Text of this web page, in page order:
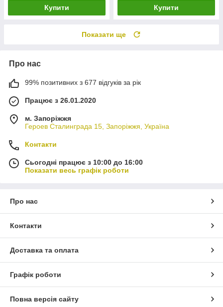
Купити Купити
Показати ще
Про нас
99% позитивних з 677 відгуків за рік
Працює з 26.01.2020
м. Запоріжжя
Героев Сталинграда 15, Запоріжжя, Україна
Контакти
Сьогодні працює з 10:00 до 16:00
Показати весь графік роботи
Про нас
Контакти
Доставка та оплата
Графік роботи
Повна версія сайту